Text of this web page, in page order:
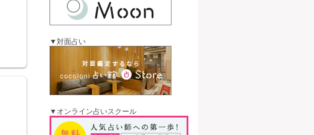
▼対面占い
▼オンライン占いスクール